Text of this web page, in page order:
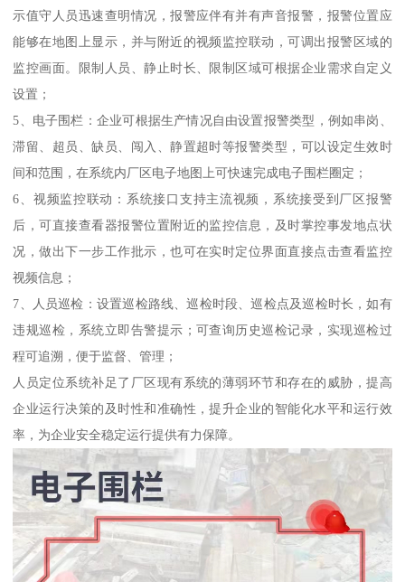
示值守人员迅速查明情况，报警应伴有并有声音报警，报警位置应
能够在地图上显示，并与附近的视频监控联动，可调出报警区域的
监控画面。限制人员、静止时长、限制区域可根据企业需求自定义
设置；
5、电子围栏：企业可根据生产情况自由设置报警类型，例如串岗、
滞留、超员、缺员、闯入、静置超时等报警类型，可以设定生效时
间和范围，在系统内厂区电子地图上可快速完成电子围栏圈定；
6、视频监控联动：系统接口支持主流视频，系统接受到厂区报警
后，可直接查看器报警位置附近的监控信息，及时掌控事发地点状
况，做出下一步工作批示，也可在实时定位界面直接点击查看监控
视频信息；
7、人员巡检：设置巡检路线、巡检时段、巡检点及巡检时长，如有
违规巡检，系统立即告警提示；可查询历史巡检记录，实现巡检过
程可追溯，便于监督、管理；
人员定位系统补足了厂区现有系统的薄弱环节和存在的威胁，提高
企业运行决策的及时性和准确性，提升企业的智能化水平和运行效
率，为企业安全稳定运行提供有力保障。